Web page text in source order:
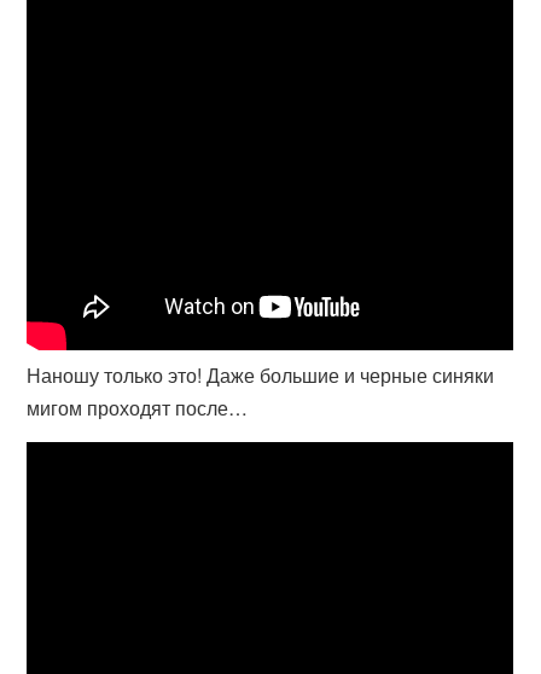
Наношу только это! Даже большие и черные синяки
мигом проходят после…